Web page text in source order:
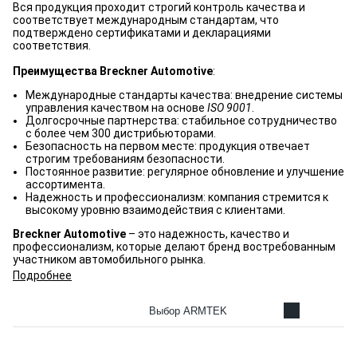
Вся продукция проходит строгий контроль качества и
соответствует международным стандартам, что
подтверждено сертификатами и декларациями
соответствия.
Преимущества Breckner Automotive:
Международные стандарты качества: внедрение системы
управления качеством на основе ISO 9001
Долгосрочные партнерства: стабильное сотрудничество
с более чем 300 дистрибьюторами.
Безопасность на первом месте: продукция отвечает
строгим требованиям безопасности.
Постоянное развитие: регулярное обновление и улучшение
ассортимента.
Надежность и профессионализм: компания стремится к
высокому уровню взаимодействия с клиентами.
Breckner Automotive – это надежность, качество и
профессионализм, которые делают бренд востребованным
участником автомобильного рынка.
Подробнее
Выбор ARMTEK